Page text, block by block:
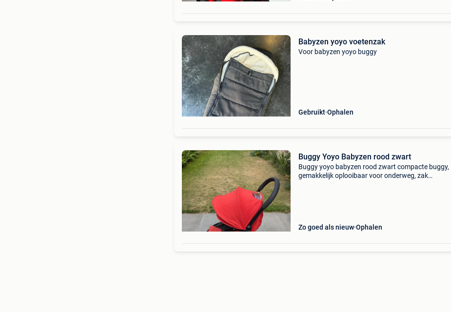
Babyzen yoyo voetenzak
Voor babyzen yoyo buggy
Gebruikt Ophalen
Buggy Yoyo Babyzen rood zwart
Buggy yoyo babyzen rood zwart compacte buggy,
gemakkelijk oplooibaar voor onderweg, zak
Zo goed als nieuw Ophalen